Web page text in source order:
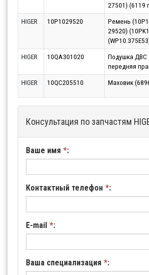
27501) (6119
HIGER 10P1029520
Ремень
29520)
HIGER 10QA301020
Подушка ДВС
передняя
HIGER 10QC205510 Маховик
Консультация по запчастям
Ваше имя *:
Контактный телефон *:
E-mail *:
Ваша специализация *: